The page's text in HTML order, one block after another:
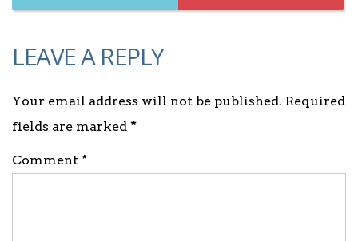
LEAVE A REPLY
Your email address will not be published. Required
fields are marked *
Comment *